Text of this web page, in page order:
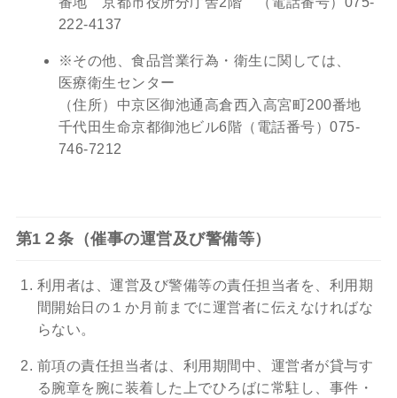
222-4137
※その他、食品営業行為・衛生に関しては、
医療衛生センター
（住所）中京区御池通高倉西入高宮町200番地
千代田生命京都御池ビル6階（電話番号）075-
746-7212
第1２条（催事の運営及び警備等）
利用者は、運営及び警備等の責任担当者を、利用期
間開始日の１か月前までに運営者に伝えなければな
らない。
前項の責任担当者は、利用期間中、運営者が貸与す
る腕章を腕に装着した上でひろばに常駐し、事件・